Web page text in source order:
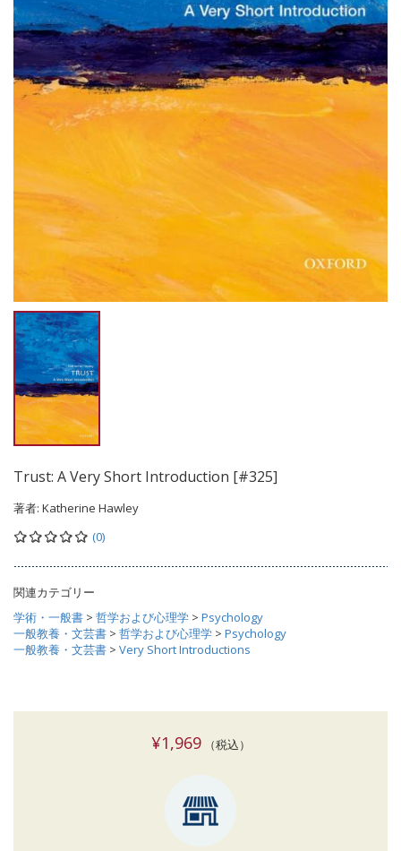
Trust: A Very Short Introduction [#325]
著者: Katherine Hawley
(0)
関連カテゴリー
学術・一般書 > 哲学および心理学 > Psychology
一般教養・文芸書 > 哲学および心理学 > Psychology
一般教養・文芸書 > Very Short Introductions
¥1,969（税込）